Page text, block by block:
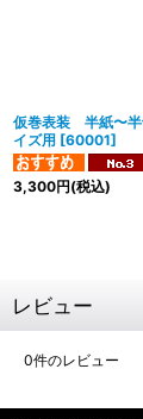
仮巻表装 半紙〜半
イズ用 [60001]
3,300円(税込)
レビュー
0件のレビュー